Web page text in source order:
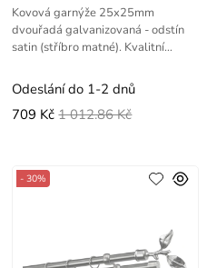
Kovová garnýže 25x25mm
dvouřadá galvanizovaná - odstín
satin (stříbro matné). Kvalitní
Odeslání do 1-2 dnů
709 Kč 1 012.86 Kč
- 30%